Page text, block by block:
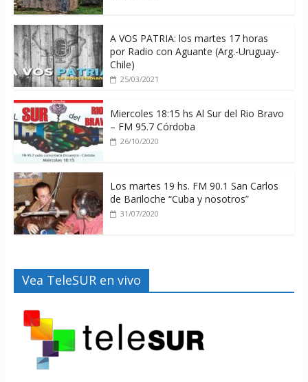
A VOS PATRIA: los martes 17 horas
por Radio con Aguante (Arg.-Uruguay-
Chile)
25/03/2021
Miercoles 18:15 hs Al Sur del Rio Bravo
– FM 95.7 Córdoba
26/10/2020
Los martes 19 hs. FM 90.1 San Carlos
de Bariloche “Cuba y nosotros”
31/07/2020
Vea TeleSUR en vivo